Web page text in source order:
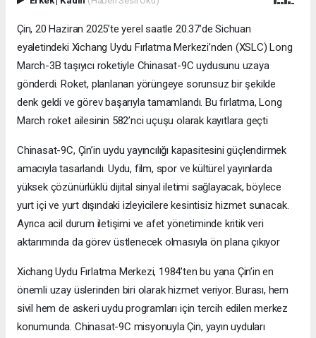
Çin, 20 Haziran 2025’te yerel saatle 20.37’de Sichuan
eyaletindeki Xichang Uydu Fırlatma Merkezi’nden (XSLC) Long
March-3B taşıyıcı roketiyle Chinasat-9C uydusunu uzaya
gönderdi. Roket, planlanan yörüngeye sorunsuz bir şekilde
denk geldi ve görev başarıyla tamamlandı. Bu fırlatma, Long
March roket ailesinin 582’nci uçuşu olarak kayıtlara geçti
Chinasat-9C, Çin’in uydu yayıncılığı kapasitesini güçlendirmek
amacıyla tasarlandı. Uydu, film, spor ve kültürel yayınlarda
yüksek çözünürlüklü dijital sinyal iletimi sağlayacak, böylece
yurt içi ve yurt dışındaki izleyicilere kesintisiz hizmet sunacak.
Ayrıca acil durum iletişimi ve afet yönetiminde kritik veri
aktarımında da görev üstlenecek olmasıyla ön plana çıkıyor
Xichang Uydu Fırlatma Merkezi, 1984’ten bu yana Çin’in en
önemli uzay üslerinden biri olarak hizmet veriyor. Burası, hem
sivil hem de askeri uydu programları için tercih edilen merkez
konumunda. Chinasat-9C misyonuyla Çin, yayın uyduları